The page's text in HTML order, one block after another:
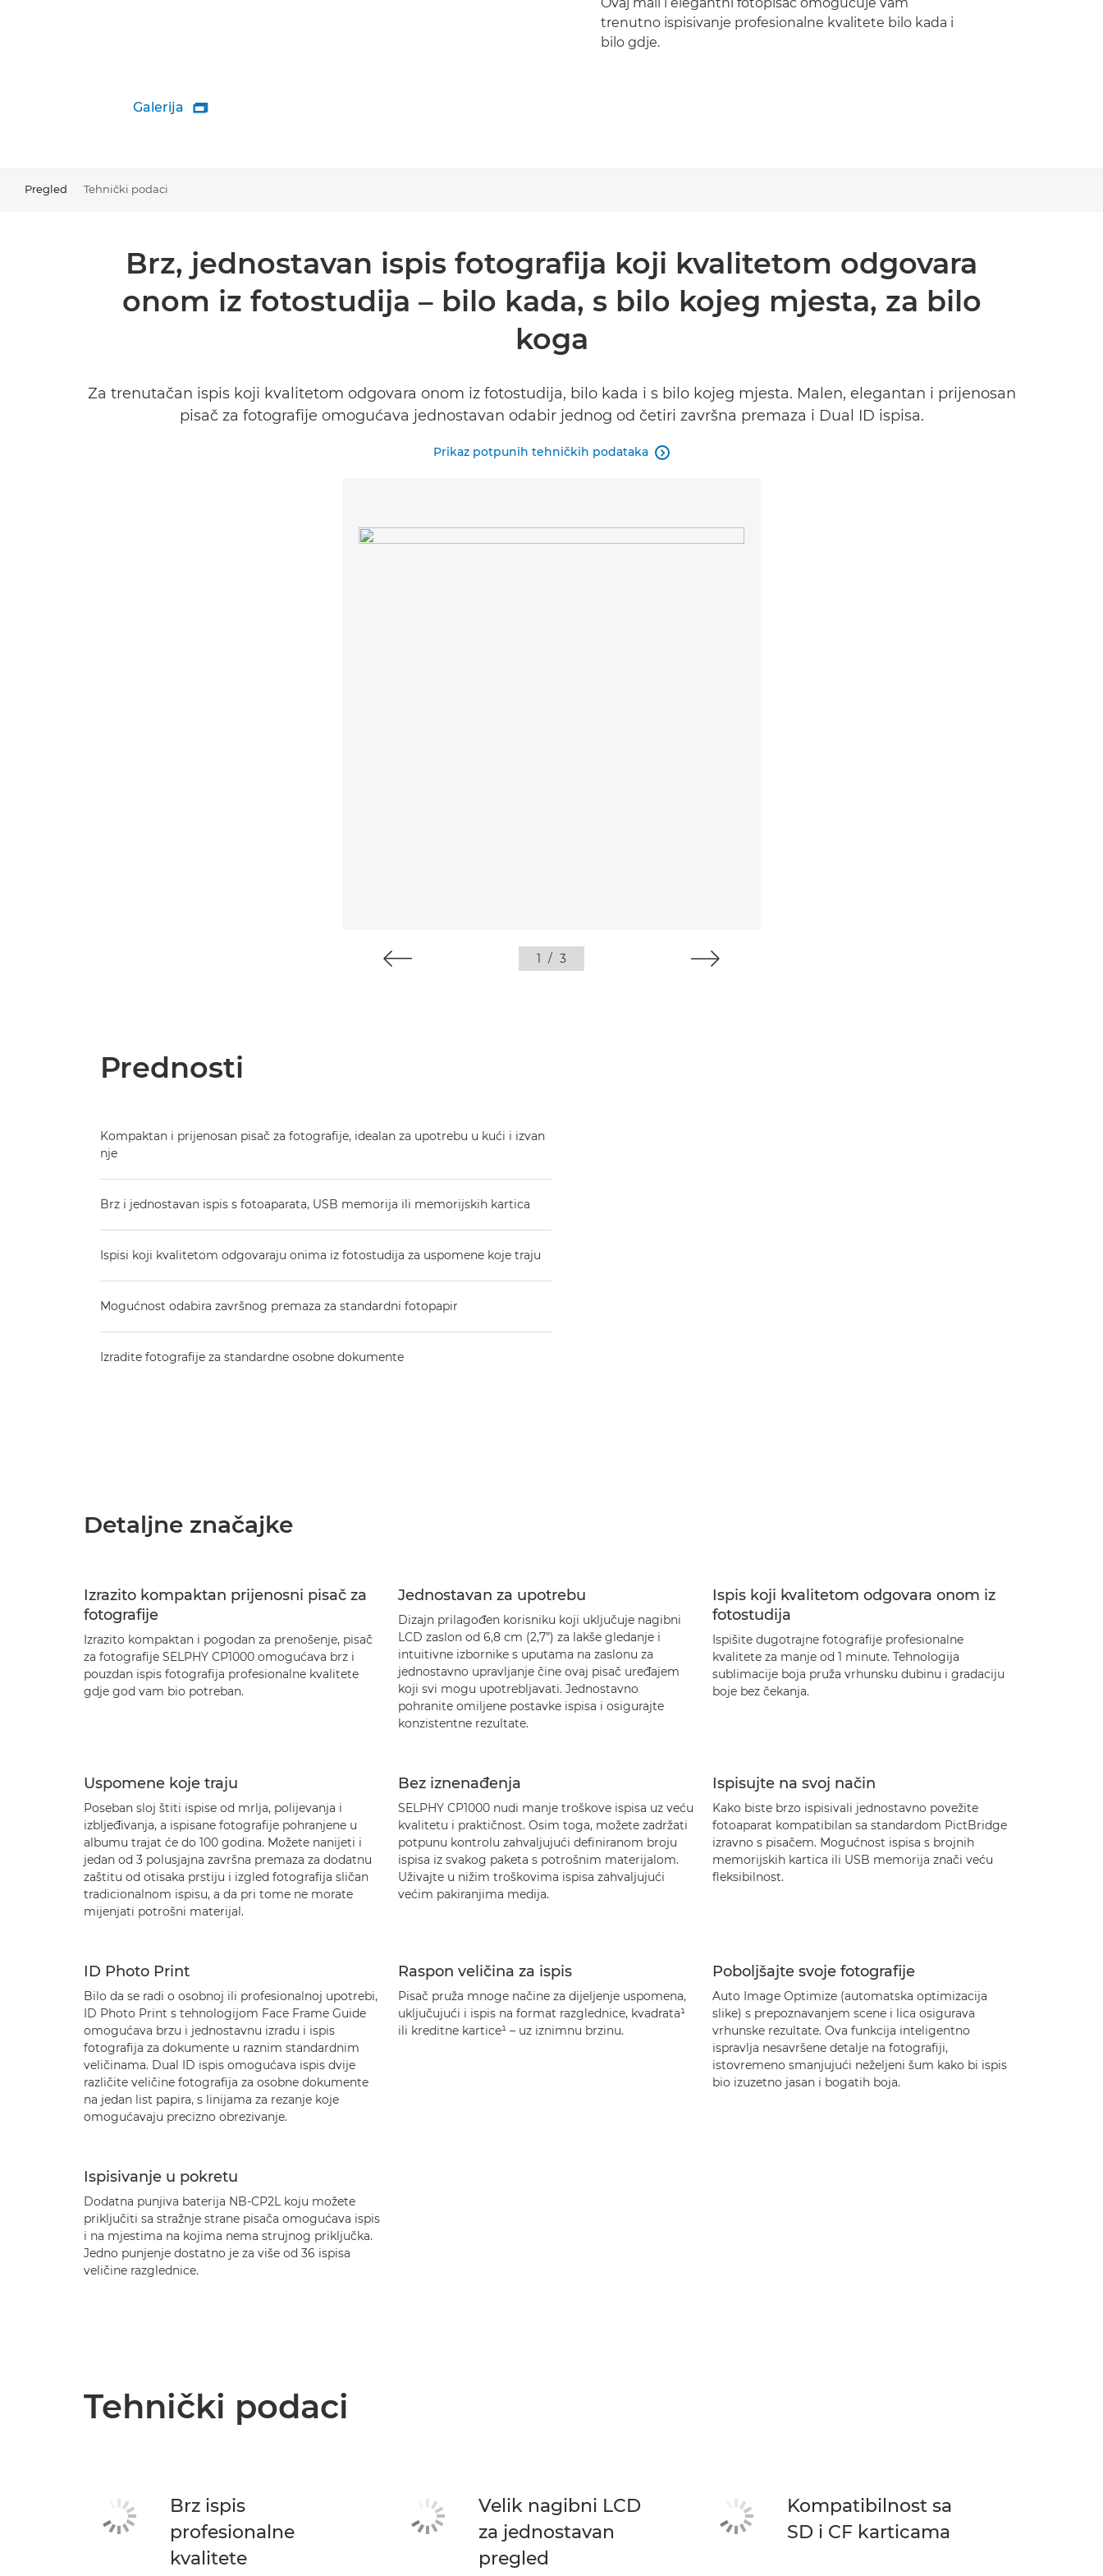
Galerija 
trenutno ispisivanje profesionalne kvalitete bilo kada i
bilo gdje.
Pregled Tehnički podaci
Brz, jednostavan ispis fotografija koji kvalitetom odgovara
onom iz fotostudija – bilo kada, s bilo kojeg mjesta, za bilo
koga
Za trenutačan ispis koji kvalitetom odgovara onom iz fotostudija, bilo kada i s bilo kojeg mjesta. Malen, elegantan i prijenosan
pisač za fotografije omogućava jednostavan odabir jednog od četiri završna premaza i Dual ID ispisa.
Prikaz potpunih tehničkih podataka 
1 / 3
Prednosti
Kompaktan i prijenosan pisač za fotografije, idealan za upotrebu u kući i izvan
nje
Brz i jednostavan ispis s fotoaparata, USB memorija ili memorijskih kartica
Ispisi koji kvalitetom odgovaraju onima iz fotostudija za uspomene koje traju
Mogućnost odabira završnog premaza za standardni fotopapir
Izradite fotografije za standardne osobne dokumente
Detaljne značajke
Izrazito kompaktan prijenosni pisač za
fotografije
Izrazito kompaktan i pogodan za prenošenje, pisač
za fotografije SELPHY CP1000 omogućava brz i
pouzdan ispis fotografija profesionalne kvalitete
gdje god vam bio potreban.
Jednostavan za upotrebu
Dizajn prilagođen korisniku koji uključuje nagibni
LCD zaslon od 6,8 cm (2,7”) za lakše gledanje i
intuitivne izbornike s uputama na zaslonu za
jednostavno upravljanje čine ovaj pisač uređajem
koji svi mogu upotrebljavati. Jednostavno
pohranite omiljene postavke ispisa i osigurajte
konzistentne rezultate.
Ispis koji kvalitetom odgovara onom iz
fotostudija
Ispišite dugotrajne fotografije profesionalne
kvalitete za manje od 1 minute. Tehnologija
sublimacije boja pruža vrhunsku dubinu i gradaciju
boje bez čekanja.
Uspomene koje traju
Poseban sloj štiti ispise od mrlja, polijevanja i
izbljeđivanja, a ispisane fotografije pohranjene u
albumu trajat će do 100 godina. Možete nanijeti i
jedan od 3 polusjajna završna premaza za dodatnu
zaštitu od otisaka prstiju i izgled fotografija sličan
tradicionalnom ispisu, a da pri tome ne morate
mijenjati potrošni materijal.
Bez iznenađenja
SELPHY CP1000 nudi manje troškove ispisa uz veću
kvalitetu i praktičnost. Osim toga, možete zadržati
potpunu kontrolu zahvaljujući definiranom broju
ispisa iz svakog paketa s potrošnim materijalom.
Uživajte u nižim troškovima ispisa zahvaljujući
većim pakiranjima medija.
Ispisujte na svoj način
Kako biste brzo ispisivali jednostavno povežite
fotoaparat kompatibilan sa standardom PictBridge
izravno s pisačem. Mogućnost ispisa s brojnih
memorijskih kartica ili USB memorija znači veću
fleksibilnost.
ID Photo Print
Bilo da se radi o osobnoj ili profesionalnoj upotrebi,
ID Photo Print s tehnologijom Face Frame Guide
omogućava brzu i jednostavnu izradu i ispis
fotografija za dokumente u raznim standardnim
veličinama. Dual ID ispis omogućava ispis dvije
različite veličine fotografija za osobne dokumente
na jedan list papira, s linijama za rezanje koje
omogućavaju precizno obrezivanje.
Raspon veličina za ispis
Pisač pruža mnoge načine za dijeljenje uspomena,
uključujući i ispis na format razglednice, kvadrata¹
ili kreditne kartice¹ – uz iznimnu brzinu.
Poboljšajte svoje fotografije
Auto Image Optimize (automatska optimizacija
slike) s prepoznavanjem scene i lica osigurava
vrhunske rezultate. Ova funkcija inteligentno
ispravlja nesavršene detalje na fotografiji,
istovremeno smanjujući neželjeni šum kako bi ispis
bio izuzetno jasan i bogatih boja.
Ispisivanje u pokretu
Dodatna punjiva baterija NB-CP2L koju možete
priključiti sa stražnje strane pisača omogućava ispis
i na mjestima na kojima nema strujnog priključka.
Jedno punjenje dostatno je za više od 36 ispisa
veličine razglednice.
Tehnički podaci
Brz ispis
profesionalne
kvalitete
Velik nagibni LCD
za jednostavan
pregled
Kompatibilnost sa
SD i CF karticama